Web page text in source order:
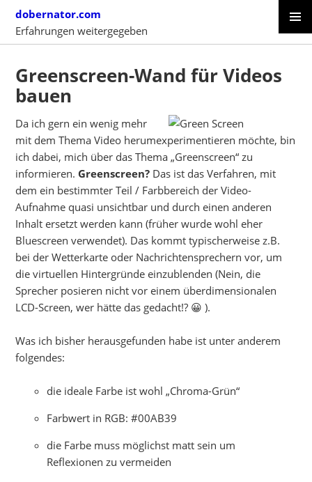
content
dobernator.com
Erfahrungen weitergegeben
CONTENT
Greenscreen-Wand für Videos
bauen
Da ich gern ein wenig mehr
mit dem Thema Video herumexperimentieren möchte, bin
ich dabei, mich über das Thema „Greenscreen“ zu
informieren. Greenscreen? Das ist das Verfahren, mit
dem ein bestimmter Teil / Farbbereich der Video-
Aufnahme quasi unsichtbar und durch einen anderen
Inhalt ersetzt werden kann (früher wurde wohl eher
Bluescreen verwendet). Das kommt typischerweise z.B.
bei der Wetterkarte oder Nachrichtensprechern vor, um
die virtuellen Hintergründe einzublenden (Nein, die
Sprecher posieren nicht vor einem überdimensionalen
LCD-Screen, wer hätte das gedacht!? 😀 ).
Was ich bisher herausgefunden habe ist unter anderem
folgendes:
die ideale Farbe ist wohl „Chroma-Grün“
Farbwert in RGB: #00AB39
die Farbe muss möglichst matt sein um
Reflexionen zu vermeiden